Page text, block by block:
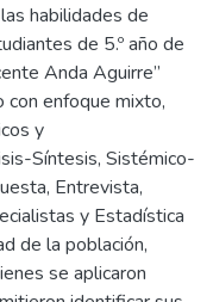
habilidades de
de 5.º año de
Anda Aguirre”
con enfoque mixto,
y
Síntesis, Sistémico-
Entrevista,
y Estadística
de la población,
se aplicaron